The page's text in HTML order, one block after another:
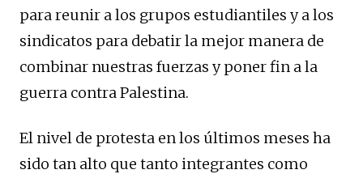
para reunir a los grupos estudiantiles y a los
sindicatos para debatir la mejor manera de
combinar nuestras fuerzas y poner fin a la
guerra contra Palestina.
El nivel de protesta en los últimos meses ha
sido tan alto que tanto integrantes como